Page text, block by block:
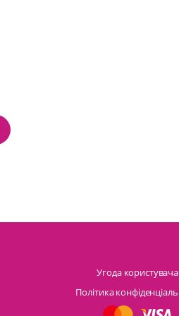
Угода користувача
Політика